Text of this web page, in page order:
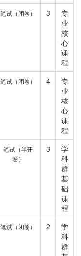
笔试（闭卷） 3
专
业
核
心
课
程
笔试（闭卷） 4
专
业
核
心
课
程
笔试（半开
卷）
3
学
科
群
基
础
课
程
笔试（闭卷） 2
学
科
群